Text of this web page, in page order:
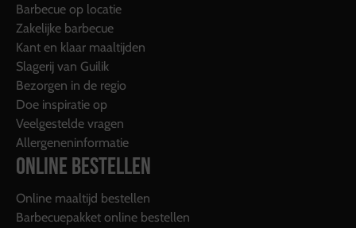
Barbecue op locatie
Zakelijke barbecue
Kant en klaar maaltijden
Slagerij van Guilik
Bezorgen in de regio
Doe inspiratie op
Veelgestelde vragen
Allergeneninformatie
ONLINE BESTELLEN
Online maaltijd bestellen
Barbecuepakket online bestellen